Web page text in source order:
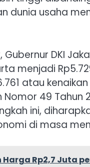
dunia usaha
DKI
menjadi
atau kenaikan
49
ini,
di masa
Rp2,7 Juta